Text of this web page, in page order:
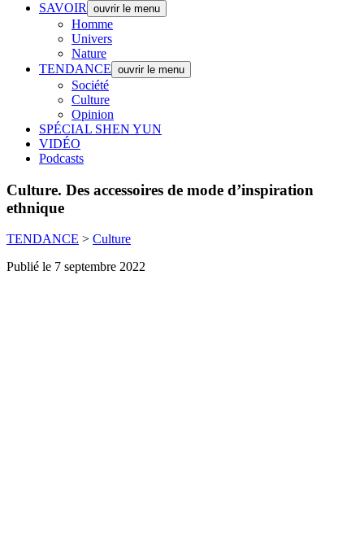
SAVOIR
ouvrir le menu
Homme
Univers
Nature
TENDANCE ouvrir le menu
Société
Culture
Opinion
SPÉCIAL SHEN YUN
VIDÉO
Podcasts
Culture. Des accessoires de mode d’inspiration
ethnique
TENDANCE > Culture
Publié le 7 septembre 2022